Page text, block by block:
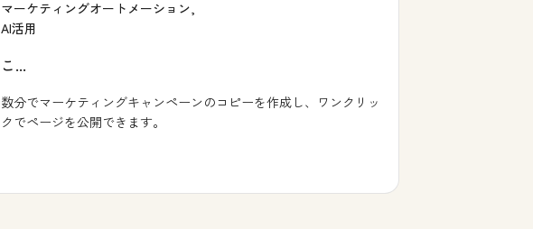
マーケティングオートメーション,
AI活用
こ...
数分でマーケティングキャンペーンのコピーを作成し、ワンクリッ
クでページを公開できます。